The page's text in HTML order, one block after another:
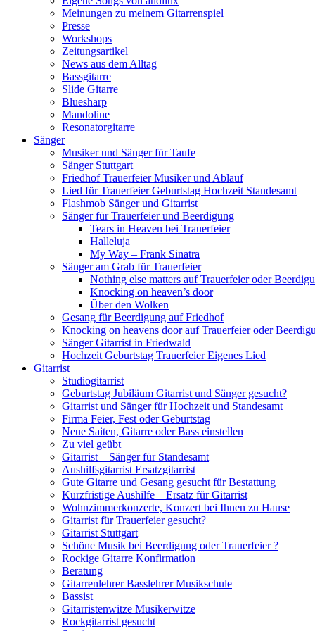
Meinungen zu meinem Gitarrenspiel
Presse
Workshops
Zeitungsartikel
News aus dem Alltag
Bassgitarre
Slide Gitarre
Bluesharp
Mandoline
Resonatorgitarre
Sänger
Musiker und Sänger für Taufe
Sänger Stuttgart
Friedhof Trauerfeier Musiker und Ablauf
Lied für Trauerfeier Geburtstag Hochzeit Standesamt
Flashmob Sänger und Gitarrist
Sänger für Trauerfeier und Beerdigung
Tears in Heaven bei Trauerfeier
Halleluja
My Way – Frank Sinatra
Sänger am Grab für Trauerfeier
Nothing else matters auf Trauerfeier oder
Knocking on heaven’s door
Über den Wolken
Gesang für Beerdigung auf Friedhof
Knocking on heavens door auf Trauerfeier oder
Sänger Gitarrist in Friedwald
Hochzeit Geburtstag Trauerfeier Eigenes Lied
Gitarrist
Studiogitarrist
Geburtstag Jubiläum Gitarrist und Sänger gesucht?
Gitarrist und Sänger für Hochzeit und Standesamt
Firma Feier, Fest oder Geburtstag
Neue Saiten, Gitarre oder Bass einstellen
Zu viel geübt
Gitarrist – Sänger für Standesamt
Aushilfsgitarrist Ersatzgitarrist
Gute Gitarre und Gesang gesucht für Bestattung
Kurzfristige Aushilfe – Ersatz für Gitarrist
Wohnzimmerkonzerte, Konzert bei Ihnen zu Hause
Gitarrist für Trauerfeier gesucht?
Gitarrist Stuttgart
Schöne Musik bei Beerdigung oder Trauerfeier ?
Rockige Gitarre Konfirmation
Beratung
Gitarrenlehrer Basslehrer Musikschule
Bassist
Gitarristenwitze Musikerwitze
Rockgitarrist gesucht